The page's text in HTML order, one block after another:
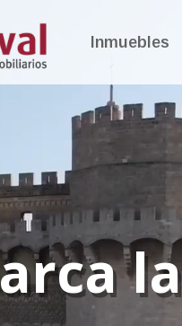
Inmuebles